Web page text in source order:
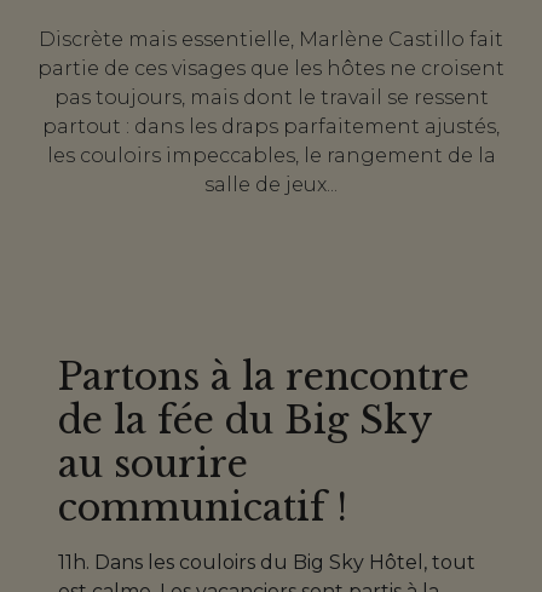
Discrète mais essentielle, Marlène Castillo fait
partie de ces visages que les hôtes ne croisent
pas toujours, mais dont le travail se ressent
partout : dans les draps parfaitement ajustés,
les couloirs impeccables, le rangement de la
salle de jeux...
Partons à la rencontre
de la fée du Big Sky
au sourire
communicatif !
11h. Dans les couloirs du Big Sky Hôtel, tout